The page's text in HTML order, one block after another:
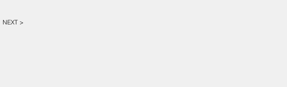
NEXT >